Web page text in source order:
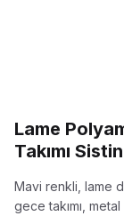
Lame
Takımı
Mavi renkli, lame
gece takımı,